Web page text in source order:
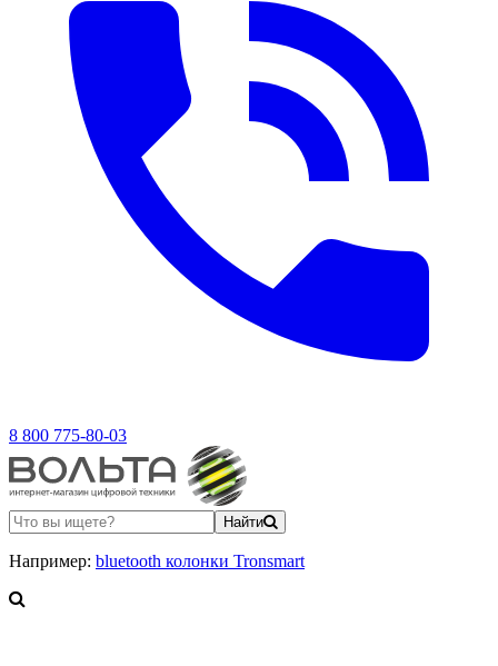
8 800 775-80-03
Найти
Например: bluetooth колонки Tronsmart